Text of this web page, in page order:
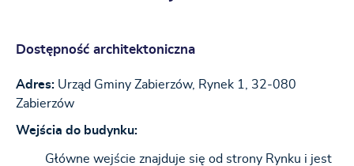
Dostępność architektoniczna
Adres: Urząd Gminy Zabierzów, Rynek 1, 32-080
Zabierzów
Wejścia do budynku:
Główne wejście znajduje się od strony Rynku i jest